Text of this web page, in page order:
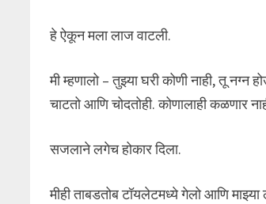
हे ऐकून मला लाज वाटली.
मी म्हणालो – तुझ्या घरी कोणी नाही, तू
चाटतो आणि चोदतोही. कोणालाही कळणार
सजलाने लगेच होकार दिला.
मीही ताबडतोब टॉयलेटमध्ये गेलो आणि